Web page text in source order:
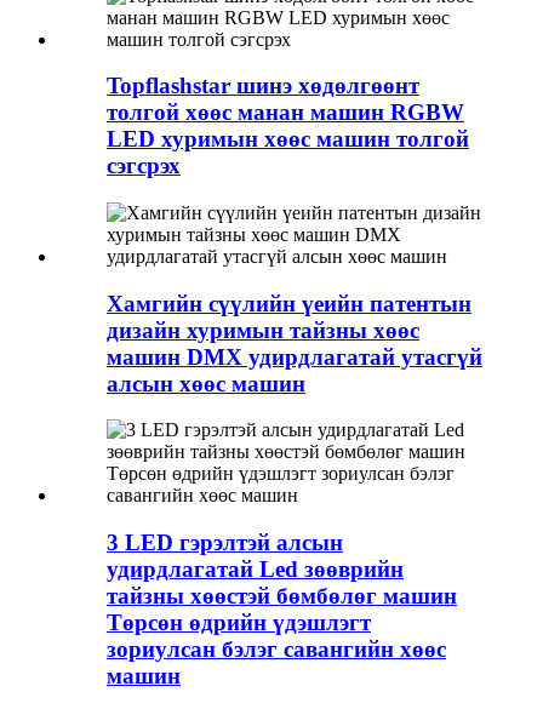
Topflashstar шинэ хөдөлгөөнт
толгой хөөс манан машин RGBW
LED хуримын хөөс машин толгой
сэгсрэх
Хамгийн сүүлийн үеийн патентын
дизайн хуримын тайзны хөөс
машин DMX удирдлагатай утасгүй
алсын хөөс машин
3 LED гэрэлтэй алсын
удирдлагатай Led зөөврийн
тайзны хөөстэй бөмбөлөг машин
Төрсөн өдрийн үдэшлэгт
зориулсан бэлэг савангийн хөөс
машин